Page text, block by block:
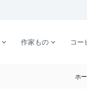
作家もの コー
ホ